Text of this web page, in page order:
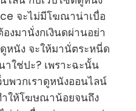
จะไม่มีโฆณาน่าเบื่อ
งมานั่งกเงินดผ่านอย่า
หนัง จะให้มานั่ตระหนี่ด
ใช่ปะ? เพราะฉะนั้น
บพวกเราดูหนังออนไลน์
ำให้โฆษณาน้อยจนถึง